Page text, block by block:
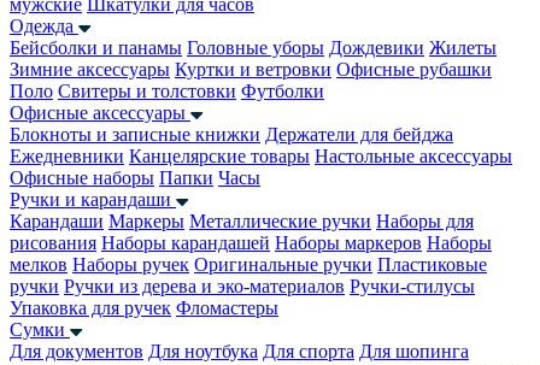
мужские Шкатулки для часов
Одежда
Бейсболки и панамы Головные уборы Дождевики Жилеты
Зимние аксессуары Куртки и ветровки Офисные рубашки
Поло Свитеры и толстовки Футболки
Офисные аксессуары
Блокноты и записные книжки Держатели для бейджа
Ежедневники Канцелярские товары Настольные аксессуары
Офисные наборы Папки Часы
Ручки и карандаши
Карандаши Маркеры Металлические ручки Наборы для
рисования Наборы карандашей Наборы маркеров Наборы
мелков Наборы ручек Оригинальные ручки Пластиковые
ручки Ручки из дерева и эко-материалов Ручки-стилусы
Упаковка для ручек Фломастеры
Сумки
Для документов Для ноутбука Для спорта Для шопинга